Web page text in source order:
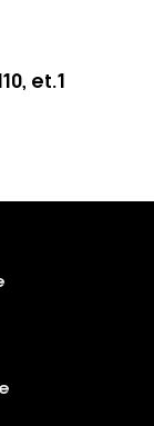
et.1